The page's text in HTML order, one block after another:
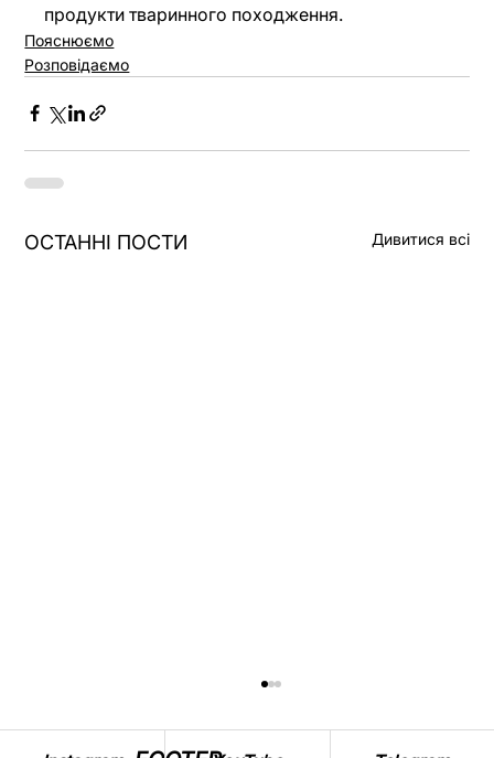
продукти тваринного походження.
Пояснюємо
Розповідаємо
ОСТАННІ ПОСТИ Дивитися всі